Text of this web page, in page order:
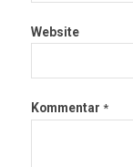
Website
Kommentar *